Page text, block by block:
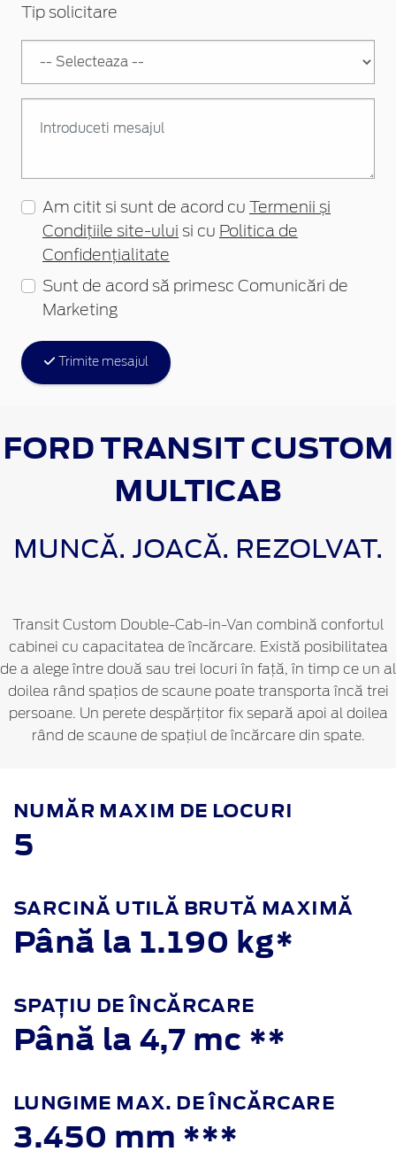
Tip solicitare
Am citit si sunt de acord cu
Termenii și
Condițiile site-ului si cu Politica de
Confidențialitate
Sunt de acord să primesc Comunicări de
Marketing
Trimite mesajul
FORD TRANSIT CUSTOM
MULTICAB
MUNCĂ. JOACĂ. REZOLVAT.
Transit Custom Double-Cab-in-Van combină confortul
cabinei cu capacitatea de încărcare. Există posibilitatea
de a alege între două sau trei locuri în față, în timp ce un al
doilea rând spațios de scaune poate transporta încă trei
persoane. Un perete despărțitor fix separă apoi al doilea
rând de scaune de spațiul de încărcare din spate.
NUMĂR MAXIM DE LOCURI
5
SARCINĂ UTILĂ BRUTĂ MAXIMĂ
Până la 1.190 kg*
SPAȚIU DE ÎNCĂRCARE
Până la 4,7 mc **
LUNGIME MAX. DE ÎNCĂRCARE
3.450 mm ***